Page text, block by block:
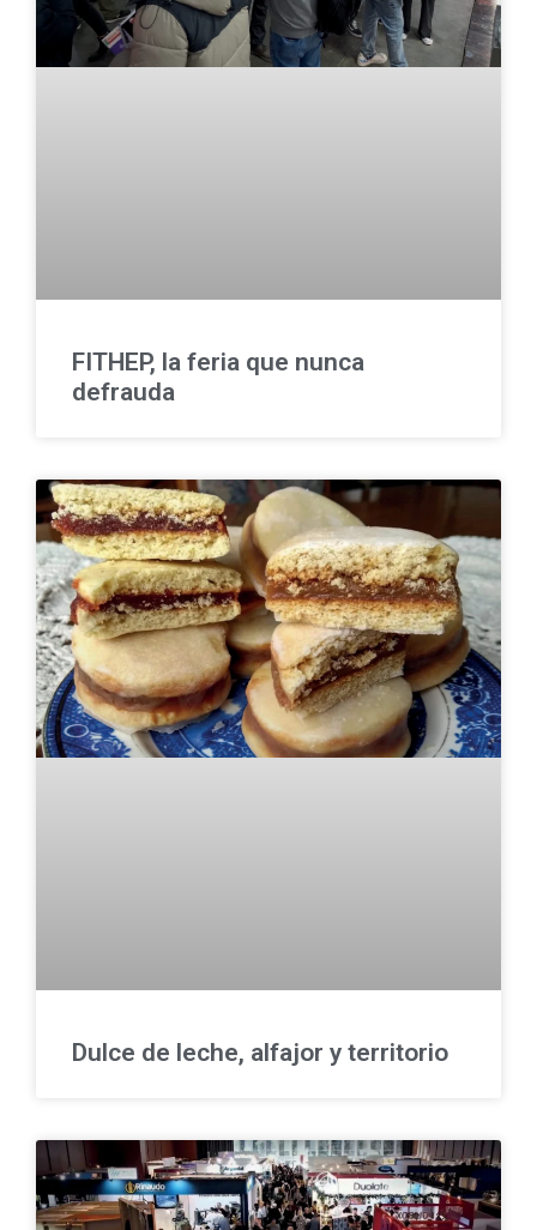
FITHEP, la feria que nunca
defrauda
Dulce de leche, alfajor y territorio